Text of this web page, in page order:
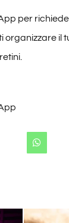
per
organizzare il